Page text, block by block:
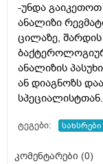
-უნდა
ანალიზი
ცილაზე,
ანალიზის
ან დიაგნოზს
სპეციალისტთან.
ტეგები: სახსრები
კომენტარები (0)